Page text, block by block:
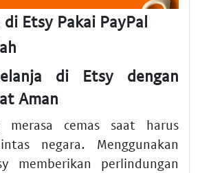
di Etsy Pakai PayPal
di Etsy dengan
Aman
merasa cemas saat harus
negara. Menggunakan
memberikan perlindungan